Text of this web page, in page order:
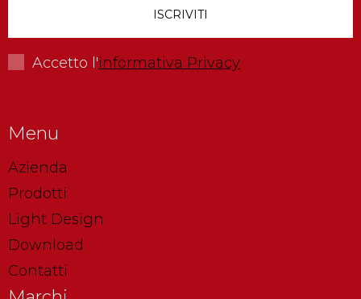
Accetto l'informativa Privacy
Menu
Azienda
Prodotti
Light Design
Download
Contatti